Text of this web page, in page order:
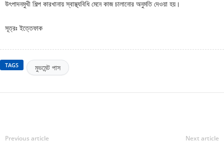
উৎপাদনমুখী শিল্প কারখানায় স্বাস্থ্যবিধি মেনে কাজ চালানোর অনুমতি দেওয়া হয়।
সূত্রঃ ইত্তেফাক
TAGS মুভমেন্ট পাস
Previous article Next article